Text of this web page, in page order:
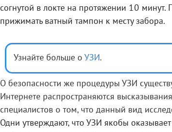
согнутой в локте на протяжении 10 минут.
прижимать ватный тампон к месту забора.
Узнайте больше о УЗИ.
О безопасности же процедуры УЗИ
Интернете распространяются
специалистов о том, что данный вид
Одни утверждают, что УЗИ якобы